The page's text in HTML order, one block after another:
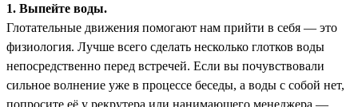
1. Выпейте воды.
Глотательные движения помогают нам прийти в себя — это
физиология. Лучше всего сделать несколько глотков воды
непосредственно перед встречей. Если вы почувствовали
сильное волнение уже в процессе беседы, а воды с собой нет,
попросите её у рекрутера или нанимающего менеджера —